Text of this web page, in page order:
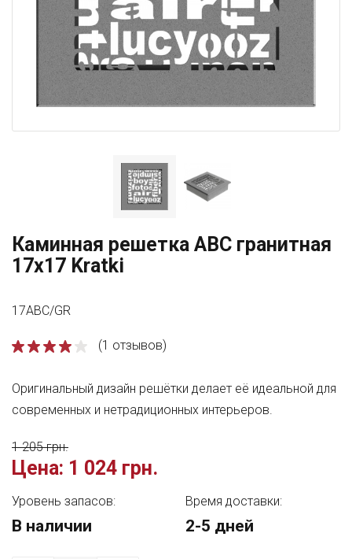
Каминная решетка ABC гранитная
17x17 Kratki
17ABC/GR
(1 отзывов)
Оригинальный дизайн решётки делает её идеальной для
современных и нетрадиционных интерьеров.
Цена: 1 024 грн.
1 205 грн.
Уровень запасов:
В наличии
Время доставки:
2-5 дней